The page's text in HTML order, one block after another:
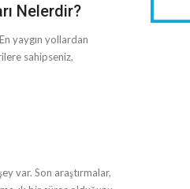
Nelerdir?
yaygın yollardan
sahipseniz,
var. Son araştırmalar,